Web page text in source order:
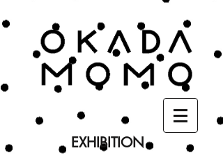
EXHIBITION